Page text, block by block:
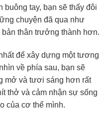
buông tay, bạn sẽ thấy đôi
chuyện đã qua như
thân trưởng thành hơn.
để xây dựng một tương
về phía sau, bạn sẽ
mở và tươi sáng hơn rất
thở và cảm nhận sự sống
của cơ thể mình.